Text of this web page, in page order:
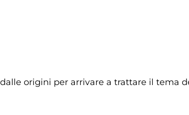
origini per arrivare a trattare il tema